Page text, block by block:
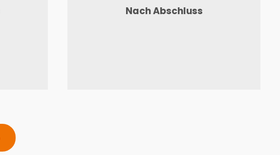
Nach Abschluss